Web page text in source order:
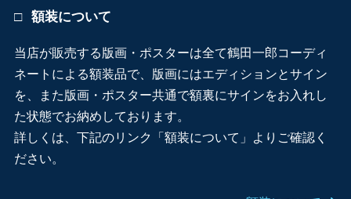
額装について
当店が販売する版画・ポスターは全て鶴田一郎コーディ
ネートによる額装品で、版画にはエディションとサイン
を、また版画・ポスター共通で額裏にサインをお入れし
た状態でお納めしております。
詳しくは、下記のリンク「額装について」よりご確認く
ださい。